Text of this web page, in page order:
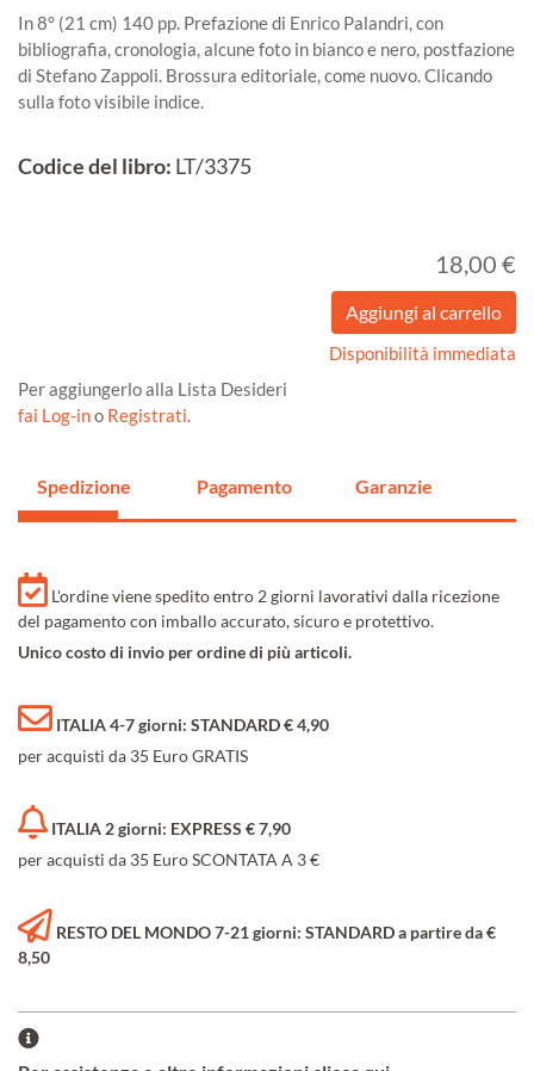
In 8° (21 cm) 140 pp. Prefazione di Enrico Palandri, con
bibliografia, cronologia, alcune foto in bianco e nero, postfazione
di Stefano Zappoli. Brossura editoriale, come nuovo. Clicando
sulla foto visibile indice.
Codice del libro: LT/3375
18,00 €
Disponibilità immediata
Per aggiungerlo alla Lista Desideri
fai Log-ino Registrati.
Spedizione Pagamento Garanzie
L'ordine viene spedito entro 2 giorni lavorativi dalla ricezione
del pagamento con imballo accurato, sicuro e protettivo.
Unico costo di invio per ordine di più articoli.
ITALIA 4-7 giorni: STANDARD € 4,90
per acquisti da 35 Euro GRATIS
ITALIA 2 giorni: EXPRESS € 7,90
per acquisti da 35 Euro SCONTATA A 3 €
RESTO DEL MONDO 7-21 giorni: STANDARD a partire da €
8,50